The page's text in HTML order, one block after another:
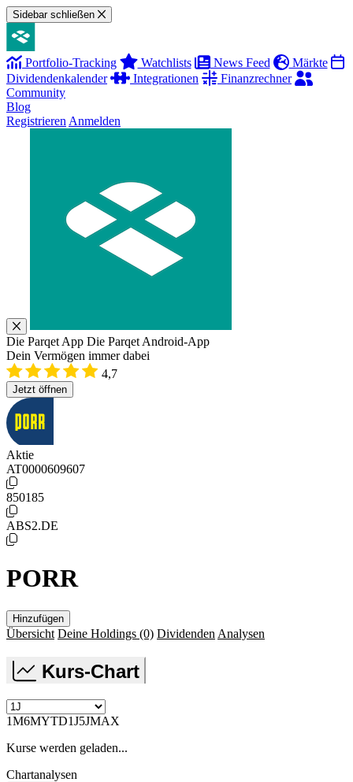
Sidebar schließen
Portfolio-Tracking Watchlists News Feed
Märkte
Dividendenkalender
Integrationen
Finanzrechner
Community
Blog
Registrieren Anmelden
Die Parqet App Die Parqet Android-App
Dein Vermögen immer dabei
4,7
Jetzt öffnen
Aktie
AT0000609607
850185
ABS2.DE
PORR
Hinzufügen
Übersicht Deine Holdings (0) Dividenden Analysen
Kurs-Chart
1M6MYTD1J5JMAX
Kurse werden geladen...
Chartanalysen